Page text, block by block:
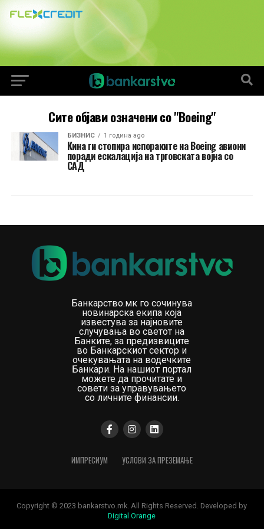
Сите објави означени со "Boeing"
БИЗНИС 1 година ago
Кина ги стопира испораките на Boeing авиони
поради ескалација на трговската војна со
САД
Банкарство.мк го сочинува
новинарска екипа која
известува за најновите
случувања во светот на
Банките, за предизвиците
во Банкарскиот сектор и
очекувањата на водечките
Банкари. На нашиот портал
можете да прочитате и
совети за управувањето
со личните финансии.
ИМПРЕСИУМ УСЛОВИ ЗА ПРЕЗЕМАЊЕ
Copyright © 2023 bankarstvo.mk. All Rights Reserved. Developed by
Digital Orange